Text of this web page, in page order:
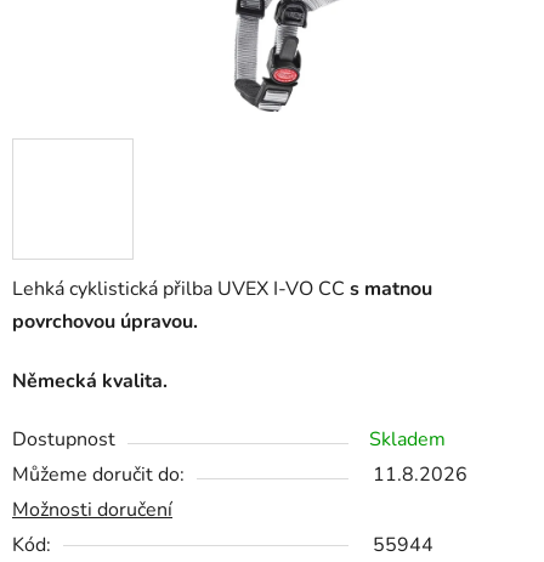
Lehká cyklistická přilba UVEX I-VO CC s matnou
povrchovou úpravou.
Německá kvalita.
Dostupnost
Skladem
Můžeme doručit do:
11.8.2026
Možnosti doručení
Kód:
55944